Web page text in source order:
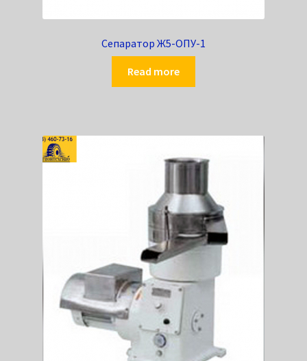
Сепаратор Ж5-ОПУ-1
Read more